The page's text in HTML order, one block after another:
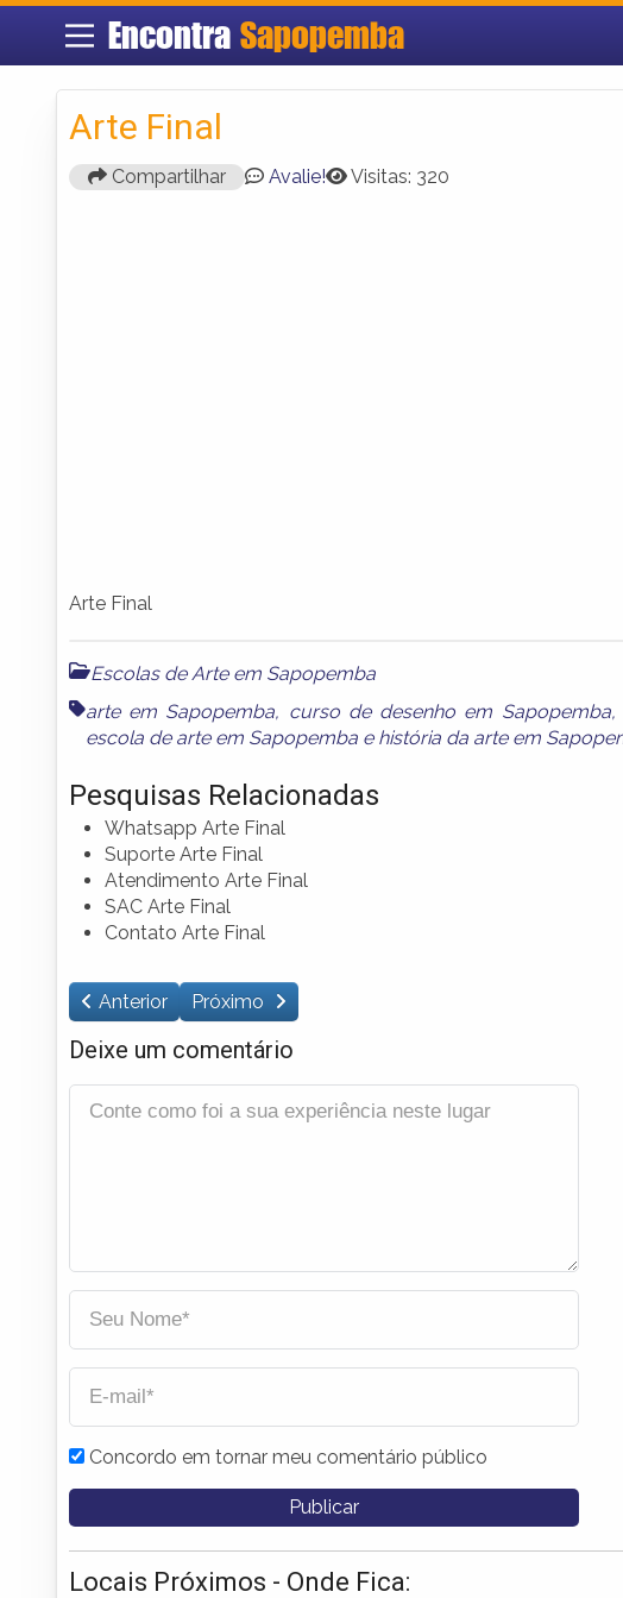
Encontra Sapopemba
Arte Final
Compartilhar Avalie! Visitas: 320
Arte Final
Escolas de Arte em Sapopemba
arte em Sapopemba, curso de desenho em Sapopemba,
escola de arte em Sapopemba e história da arte em
Pesquisas Relacionadas
Whatsapp Arte Final
Suporte Arte Final
Atendimento Arte Final
SAC Arte Final
Contato Arte Final
Anterior Próximo
Deixe um comentário
Concordo em tornar meu comentário público
Locais Próximos - Onde Fica: